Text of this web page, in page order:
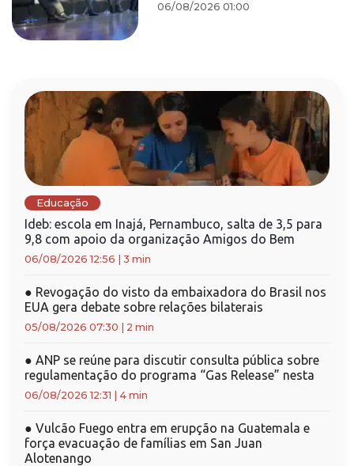
06/08/2026 01:00
Educação
Ideb: escola em Inajá, Pernambuco, salta de 3,5 para
9,8 com apoio da organização Amigos do Bem
06/08/2026 12:56 3 min
● Revogação do visto da embaixadora do Brasil nos
EUA gera debate sobre relações bilaterais
05/08/2026 07:30 2 min
● ANP se reúne para discutir consulta pública sobre
regulamentação do programa “Gas Release” nesta
06/08/2026 12:31 4 min
● Vulcão Fuego entra em erupção na Guatemala e
força evacuação de famílias em San Juan
Alotenango